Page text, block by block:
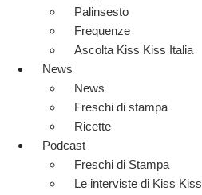
Palinsesto
Frequenze
Ascolta Kiss Kiss Italia
News
News
Freschi di stampa
Ricette
Podcast
Freschi di Stampa
Le interviste di Kiss Kiss